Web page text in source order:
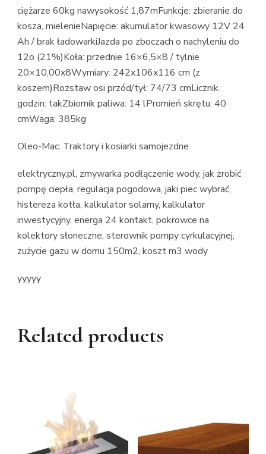
ciężarze 60kg nawysokość 1,87mFunkcje: zbieranie do
kosza, mielenieNapięcie: akumulator kwasowy 12V 24
Ah / brak ładowarkiJazda po zboczach o nachyleniu do
12o (21%)Koła: przednie 16×6,5×8 / tylnie
20×10,00x8Wymiary: 242x106x116 cm (z
koszem)Rozstaw osi przód/tył: 74/73 cmLicznik
godzin: takZbiornik paliwa: 14 lPromień skrętu: 40
cmWaga: 385kg
Oleo-Mac: Traktory i kosiarki samojezdne
elektryczny.pl, zmywarka podłączenie wody, jak zrobić
pompę ciepła, regulacja pogodowa, jaki piec wybrać,
histereza kotła, kalkulator solarny, kalkulator
inwestycyjny, energa 24 kontakt, pokrowce na
kolektory słoneczne, sterownik pompy cyrkulacyjnej,
zużycie gazu w domu 150m2, koszt m3 wody
yyyyy
Related products